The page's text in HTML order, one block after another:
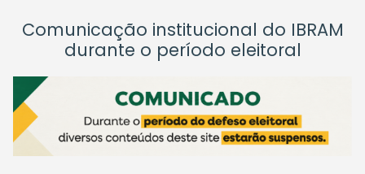
Comunicação institucional do IBRAM
durante o período eleitoral